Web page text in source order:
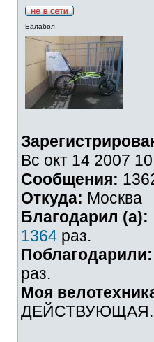
Балабол
Вс окт 14 2007
Сообщения:
Откуда: Москва
Благодарил (а):
1364 раз.
Поблагодарили:
раз.
Моя
ДЕЙСТВУЮЩАЯ.